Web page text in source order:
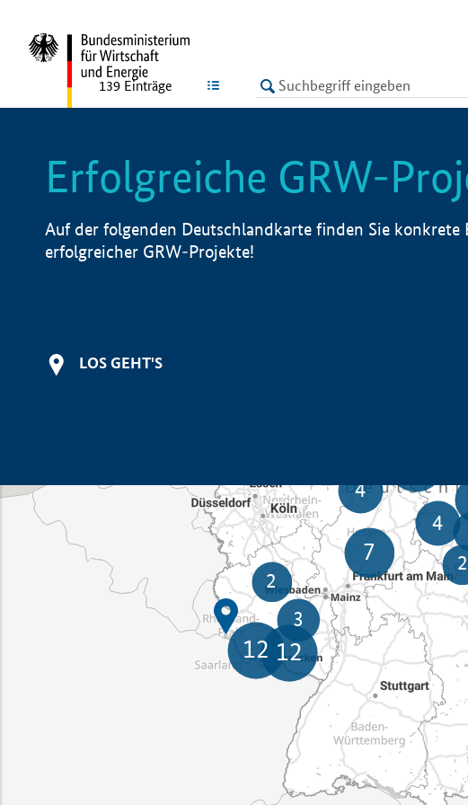
LISTE
139 Einträge
Erfolgreiche GRW-
Auf der folgenden Deutschlandkarte finden Sie konkrete
erfolgreicher GRW-Projekte!
LOS GEHT'S